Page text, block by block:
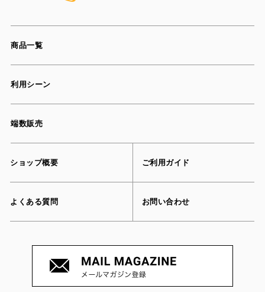
商品一覧
利用シーン
端数販売
ショップ概要 ご利用ガイド
よくある質問 お問い合わせ